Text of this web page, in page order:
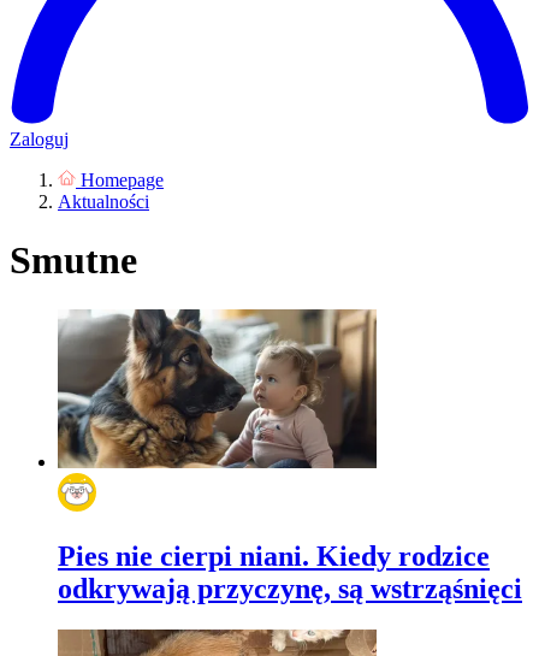
Zaloguj
Homepage
Aktualności
Smutne
Pies nie cierpi niani. Kiedy rodzice
odkrywają przyczynę, są wstrząśnięci